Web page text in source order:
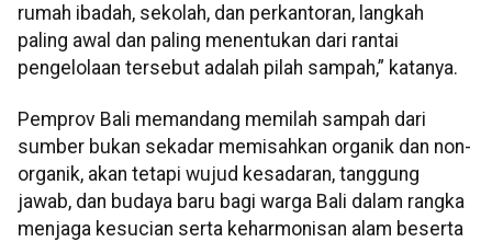
rumah ibadah, sekolah, dan perkantoran, langkah
paling awal dan paling menentukan dari rantai
pengelolaan tersebut adalah pilah sampah,” katanya.
Pemprov Bali memandang memilah sampah dari
sumber bukan sekadar memisahkan organik dan non-
organik, akan tetapi wujud kesadaran, tanggung
jawab, dan budaya baru bagi warga Bali dalam rangka
menjaga kesucian serta keharmonisan alam beserta